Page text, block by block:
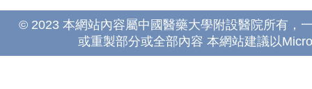
© 2023 本網站內容屬中國醫藥大學附設醫院所有，
或重製部分或全部內容 本網站建議以